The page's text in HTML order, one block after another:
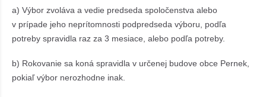
a) Výbor zvoláva a vedie predseda spoločenstva alebo
v prípade jeho neprítomnosti podpredseda výboru, podľa
potreby spravidla raz za 3 mesiace, alebo podľa potreby.
b) Rokovanie sa koná spravidla v určenej budove obce Pernek,
pokiaľ výbor nerozhodne inak.